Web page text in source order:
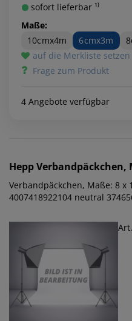
sofort lieferbar ¹⁾
Maße:
10cmx4m
6cmx3m
auf die Merkliste setzen
Frage zum Produkt
4 Angebote verfügbar
HeppVerbandpäckchen,
Verbandpäckchen, Maße: 8 x
4007418922104 neutral